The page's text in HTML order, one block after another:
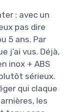
: avec un
pas dire
5 ans. Par
j’ai vus. Déjà,
inox + ABS
sérieux.
qui claque
les